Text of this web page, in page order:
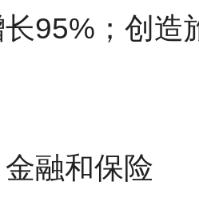
95%；创造
融和保险